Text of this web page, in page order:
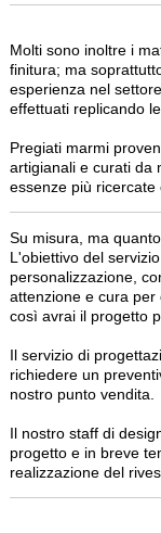
Molti sono inoltre i
finitura; ma
esperienza nel
effettuati replicando
Pregiati marmi
artigianali e curati da
essenze più ricercate
Su misura, ma
L'obiettivo del
personalizzazione,
attenzione e cura per
così avrai il progetto
Il servizio di
richiedere un
nostro punto vendita.
Il nostro staff di
progetto e in breve
realizzazione del